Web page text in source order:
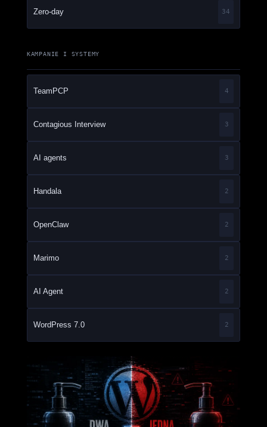
Zero-day 34
KAMPANIE I SYSTEMY
TeamPCP 4
Contagious Interview 3
AI agents 3
Handala 2
OpenClaw 2
Marimo 2
AI Agent 2
WordPress 7.0 2